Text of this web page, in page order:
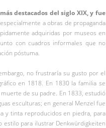
destacados del siglo XIX, y fue
a obras de propaganda
adquiridas por museos en
con cuadros informales que no
póstuma.
no frustraría su gusto por el
en 1818. En 1830 la familia se
de su padre. En 1833, estudió
esculturas; en general Menzel fue
y tinta reproducidos en piedra, para
estilo para ilustrar Denkwürdigkeiten